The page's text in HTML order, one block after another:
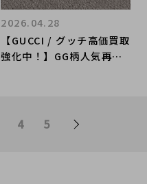
【GUCCI / グッチ高価買取
強化中！】GG柄人気再燃
2026.04.28
4 5